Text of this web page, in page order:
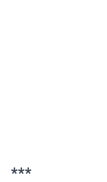
***